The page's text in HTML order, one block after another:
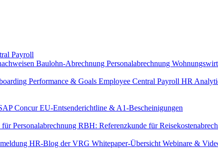
Payroll
Baulohn-Abrechnung Personalabrechnung
Performance & Goals Employee Central Payroll HR
ConcurEU-Entsenderichtline & A1-Bescheinigungen
Personalabrechnung RBH: Referenzkunde für
HR-Blog der VRG Whitepaper-Übersicht Webinare &